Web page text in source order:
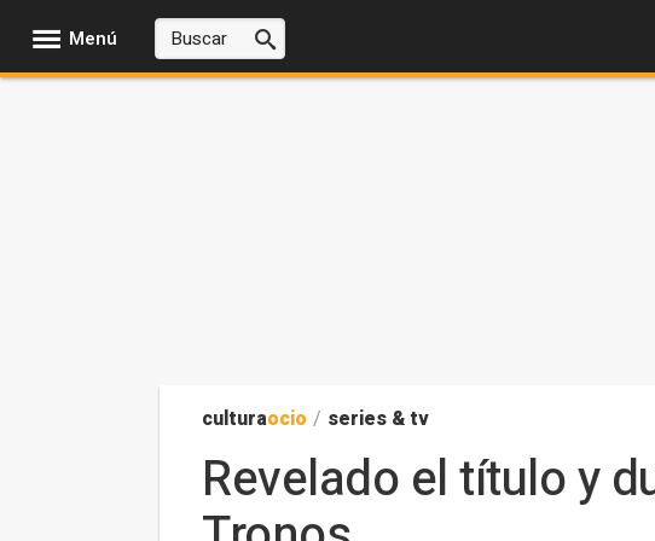
Menú
culturaocio / series & tv
Revelado el título y